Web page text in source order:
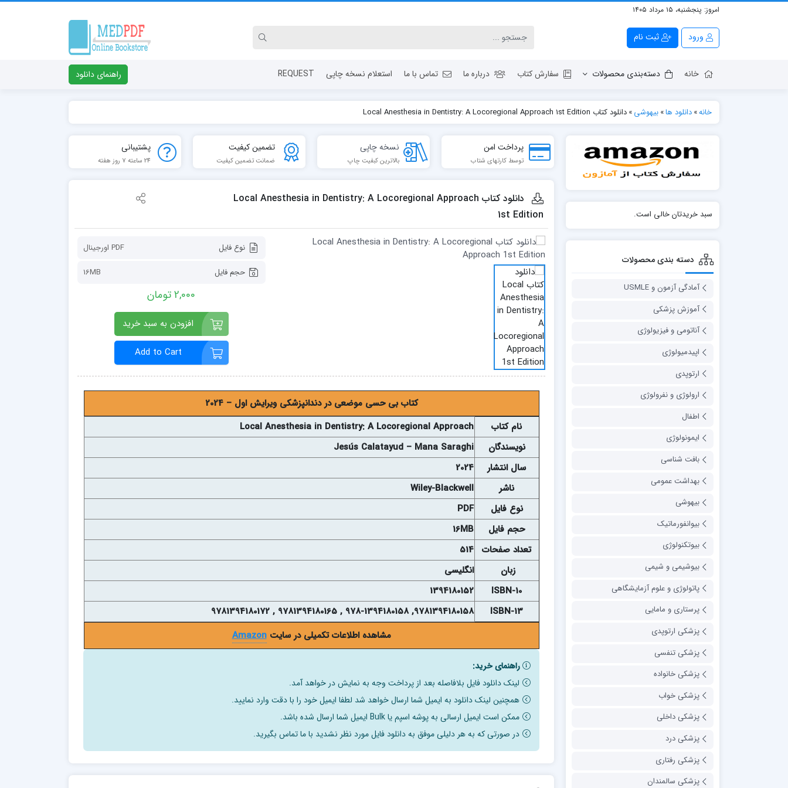
امروز: پنجشنبه، ۱۵ مرداد ۱۴۰۵
ورود ثبت نام
خانه دسته‌بندی محصولات سفارش کتاب درباره ما تماس با ما استعلام نسخه چاپی REQUEST راهنمای دانلود
خانه»دانلود ها»بیهوشی»دانلود كتاب Local Anesthesia in Dentistry: A Locoregional Approach 1st Edition
پرداخت امن
توسط کارتهای شتاب
نسخه چاپی
بالاترین کبفیت چاپ
تضمین کیفیت
ضمانت تضمین کیفیت
پشتیبانی
24 ساعته 7 روز هفته
دانلود كتاب Local Anesthesia in Dentistry: A Locoregional Approach
1st Edition
نوع فایل
PDF اورجينال
حجم فایل
16MB
2,000 تومان
افزودن به سبد خرید
Add to Cart
کتاب بی حسی موضعی در دندانپزشکی ويرايش اول – 2024
نام کتاب
Local Anesthesia in Dentistry: A Locoregional Approach
نويسندگان
Jesús Calatayud – Mana Saraghi
سال انتشار
2024
ناشر
Wiley-Blackwell
نوع فايل
PDF
حجم فايل
16MB
تعداد صفحات
514
زبان
انگلیسی
ISBN-10
1394180152
ISBN-13
9781394180158, 978-1394180158 , 9781394180165 , 9781394180172
مشاهده اطلاعات تکمیلی در سایتAmazon
راهنمای خرید:
لینک دانلود فایل بلافاصله بعد از پرداخت وجه به نمایش در خواهد آمد.
همچنین لینک دانلود به ایمیل شما ارسال خواهد شد لطفا ایمیل خود را با دقت وارد نمایید.
ممکن است ایمیل ارسالی به پوشه اسپم یا Bulk ایمیل شما ارسال شده باشد.
در صورتی که به هر دلیلی موفق به دانلود فایل مورد نظر نشدید با ما تماس بگیرید.
سبد خریدتان خالی است.
دسته بندی محصولات
آمادگی آزمون و USMLE
آموزش پزشکی
آناتومی و فیزیولوژی
اپیدمیولوژی
ارتوپدی
ارولوژی و نفرولوژی
اطفال
ایمونولوژی
بافت شناسی
بهداشت عمومی
بیهوشی
بیوانفورماتیک
بیوتکنولوژی
بیوشیمی و شیمی
پاتولوژی و علوم آزمایشگاهی
پرستاری و مامایی
پزشکی ارتوپدی
پزشکی تنفسی
پزشکی خانواده
پزشکی خواب
پزشکی داخلی
پزشکی درد
پزشکی رفتاری
پزشکی سالمندان